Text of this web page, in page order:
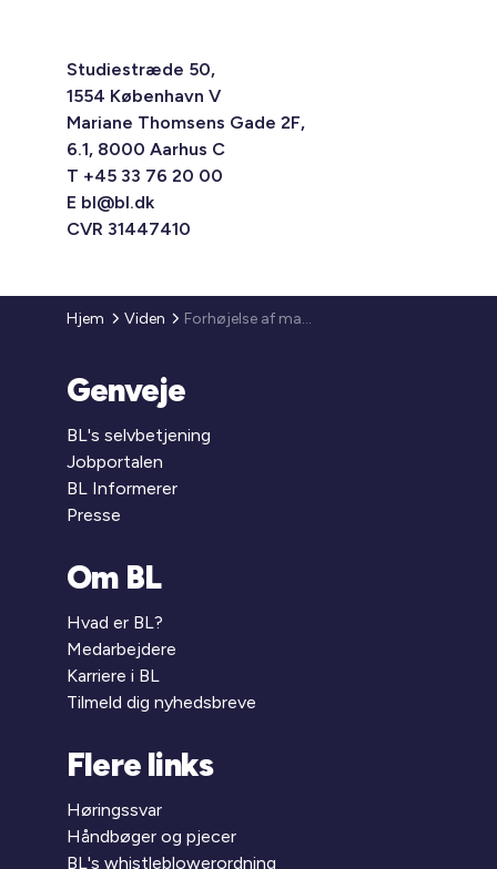
Studiestræde 50,
1554 København V
Mariane Thomsens Gade 2F,
6.1, 8000 Aarhus C
T +45 33 76 20 00
E bl@bl.dk
CVR 31447410
Hjem Viden Forhøjelse af maksimumbeløb januar
Genveje
BL's selvbetjening
Jobportalen
BL Informerer
Presse
Om BL
Hvad er BL?
Medarbejdere
Karriere i BL
Tilmeld dig nyhedsbreve
Flere links
Høringssvar
Håndbøger og pjecer
BL's whistleblowerordning